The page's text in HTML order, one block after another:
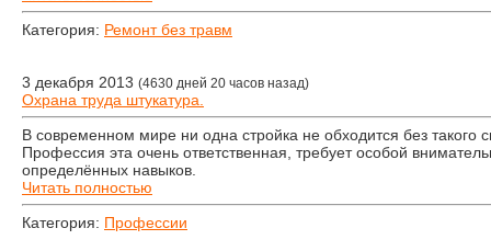
Категория: Ремонт без травм
3 декабря 2013 (4630 дней 20 часов назад)
Охрана труда штукатура.
В современном мире ни одна стройка не обходится без такого
Профессия эта очень ответственная, требует особой
определённых навыков.
Читать полностью
Категория: Профессии